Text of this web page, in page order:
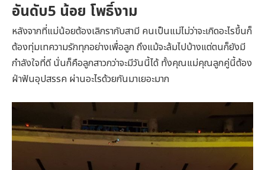
อันดับ5 น้อย โพธิ์งาม
หลังจากที่แม่น้อยต้องเลิกรากับสามี คนเป็นแม่ไม่ว่าจะเกิดอะไรขึ้นก็
ต้องทุ่มเทความรักทุกอย่างเพื่อลูก ถึงแม้จะล้มไปบ้างแต่ตนก็ยังมี
กำลังใจที่ดี นั่นก็คือลูกสาวกว่าจะมีวันนี้ได้ ทั้งคุณแม่คุณลูกคู่นี้ต้อง
ฝ่าฟันอุปสรรค ผ่านอะไรด้วยกันมาเยอะมาก